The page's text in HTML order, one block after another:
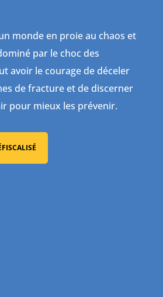
monde en proie au chaos et
par le choc des
avoir le courage de déceler
de fracture et de discerner
pour mieux les prévenir.